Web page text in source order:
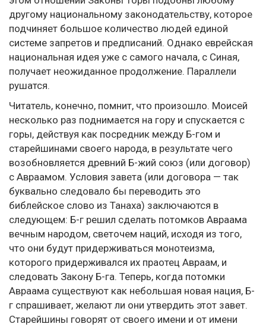
другому национальному законодательству, которое
подчиняет большое количество людей единой
системе запретов и предписаний. Однако еврейская
национальная идея уже с самого начала, с Синая,
получает неожиданное продолжение. Параллели
рушатся.
Читатель, конечно, помнит, что произошло. Моисей
несколько раз поднимается на гору и спускается с
горы, действуя как посредник между Б-гом и
старейшинами своего народа, в результате чего
возобновляется древний Б-жий союз (или договор)
с Авраамом. Условия завета (или договора — так
буквально следовало бы переводить это
библейское слово из Танаха) заключаются в
следующем: Б-г решил сделать потомков Авраама
вечным народом, светочем наций, исходя из того,
что они будут придерживаться монотеизма,
которого придерживался их праотец Авраам, и
следовать Закону Б-га. Теперь, когда потомки
Авраама существуют как небольшая новая нация, Б-
г спрашивает, желают ли они утвердить этот завет.
Старейшины говорят от своего имени и от имени